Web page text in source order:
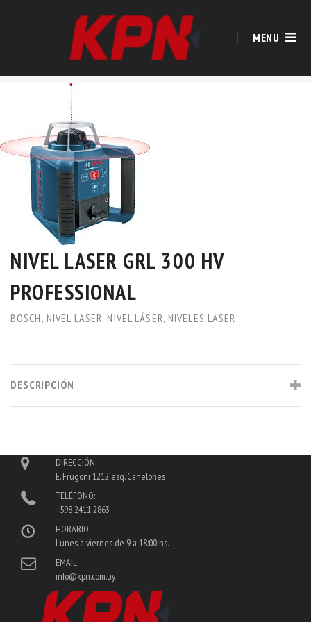
MENU
NIVEL LASER GRL 300 HV
PROFESSIONAL
BOSCH , NIVEL LASER, NIVEL LÁSER, NIVELES LASER
DESCRIPCIÓN
DIRECCIÓN:
E. Frugoni 1212 esq. Canelones
TELÉFONO:
+598 2411 2863
HORARIO:
Lunes a viernes de 9 a 18:00 hs.
EMAIL:
info@kpn.com.uy